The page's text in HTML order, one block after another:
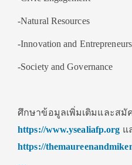
-Natural Resources
-Innovation and
-Society and Governance
ศึกษาข้อมูลเพิ่มเติมและสมั
https://www.ysealiafp.org แ
https://